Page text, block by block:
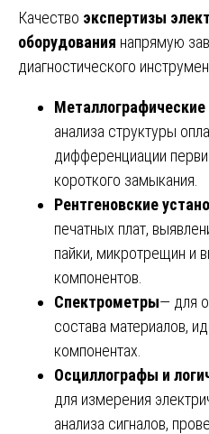
Качество экспертизы
оборудования напрямую
диагностического
анализа структуры
дифференциации
короткого замыкания.
Рентгеновские
печатных плат,
пайки, микротрещин и
компонентов.
Спектрометры— для
состава материалов,
компонентах.
Осциллографы и
для измерения
анализа сигналов,